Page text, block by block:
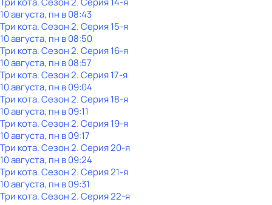
10 августа, пн в 08:43
Три кота. Сезон 2. Серия 15-я
10 августа, пн в 08:50
Три кота. Сезон 2. Серия 16-я
10 августа, пн в 08:57
Три кота. Сезон 2. Серия 17-я
10 августа, пн в 09:04
Три кота. Сезон 2. Серия 18-я
10 августа, пн в 09:11
Три кота. Сезон 2. Серия 19-я
10 августа, пн в 09:17
Три кота. Сезон 2. Серия 20-я
10 августа, пн в 09:24
Три кота. Сезон 2. Серия 21-я
10 августа, пн в 09:31
Три кота. Сезон 2. Серия 22-я